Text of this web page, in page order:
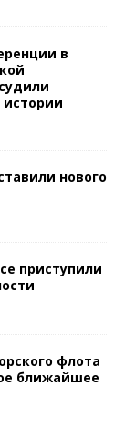
в
нового
приступили
флота
ближайшее